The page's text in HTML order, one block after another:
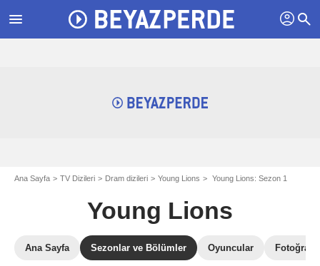
menu profil search
Ana Sayfa TV Dizileri Dram dizileri Young Lions Young Lions: Sezon 1
Young Lions
Ana Sayfa Sezonlar ve Bölümler Oyuncular